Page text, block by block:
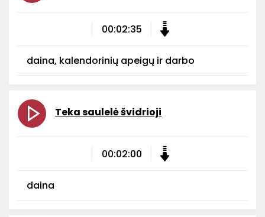
00:02:35
daina, kalendorinių apeigų ir darbo
Teka saulelė švidrioji
00:02:00
daina